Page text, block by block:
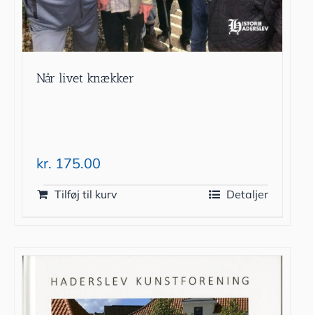
Når livet knækker
kr. 175.00
Tilføj til kurv Detaljer